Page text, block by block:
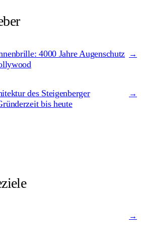
4000 Jahre Augenschutz
→
des Steigenberger
bis heute
→
→